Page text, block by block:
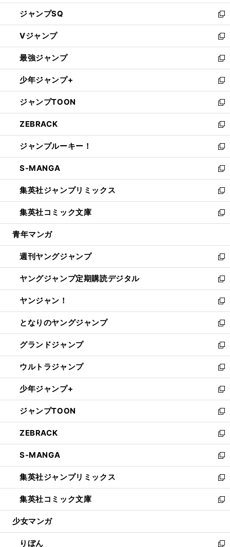
し
い
ウ
ィ
ン
ド
ウ
で
開
く
ジャンプSQ
新
し
い
ウ
ィ
ン
ド
ウ
で
開
く
Vジャンプ
新
し
い
ウ
ィ
ン
ド
ウ
で
開
く
最強ジャンプ
新
し
い
ウ
ィ
ン
ド
ウ
で
開
く
少年ジャンプ+
新
し
い
ウ
ィ
ン
ド
ウ
で
開
く
ジャンプTOON
新
し
い
ウ
ィ
ン
ド
ウ
で
開
く
ZEBRACK
新
し
い
ウ
ィ
ン
ド
ウ
で
開
ジャンプルーキー！
新
し
い
ウ
ィ
ン
ド
ウ
開
く
S-MANGA
新
し
い
ウ
ィ
ン
ウ
で
開
く
集英社ジャンプリミックス
新
し
い
ウ
ン
ド
ウ
で
開
く
集英社コミック文庫
新
し
ウ
ィ
ン
ド
ウ
で
開
く
青年マンガ
週刊ヤングジャンプ
新
し
い
ウ
ィ
ン
ド
ウ
で
開
く
ヤングジャンプ定期購読デジタル
新
し
い
ウ
ィ
ン
ド
ウ
で
開
く
ヤンジャン！
新
し
い
ウ
ィ
ン
ド
ウ
で
開
く
となりのヤングジャンプ
新
し
い
ウ
ィ
ン
ド
ウ
で
開
く
グランドジャンプ
新
し
い
ウ
ィ
ン
ド
ウ
で
開
く
ウルトラジャンプ
新
し
い
ウ
ィ
ン
ド
ウ
で
開
く
少年ジャンプ+
新
し
い
ウ
ィ
ン
ド
ウ
で
開
く
ジャンプTOON
新
し
い
ウ
ィ
ン
ド
ウ
で
開
ZEBRACK
新
し
い
ウ
ィ
ン
ド
ウ
開
く
S-MANGA
新
し
い
ウ
ィ
ン
ウ
で
集英社ジャンプリミックス
新
し
い
ウ
ン
ド
集英社コミック文庫
新
し
ウ
ィ
少女マンガ
りぼん